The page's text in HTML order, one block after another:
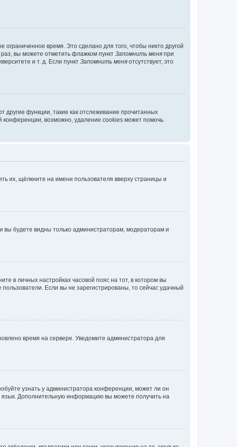
время. Это сделано для того, чтобы никто другой
вы можете отметить флажком пункт Запомнить меня при
и т. д. Если пункт Запомнить меня отсутствует, это
функции, такие как отслеживание прочитанных
возможно, удаление cookies может помочь.
их, щёлкните на имени пользователя вверху страницы и
вы будете видны только администраторам, модераторам и
в личных настройках часовой пояс на тот, в котором вы
пользователи. Если вы не зарегистрированы, то сейчас удачный
время на сервере. Уведомите администратора для
узнать у администратора конференции, может ли он
язык. Дополнительную информацию вы можете получить на